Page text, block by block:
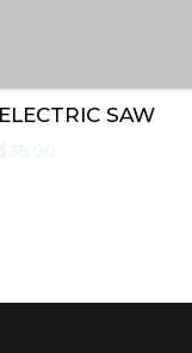
ELECTRIC SAW